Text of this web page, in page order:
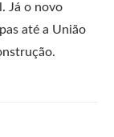
Já o novo
até a União